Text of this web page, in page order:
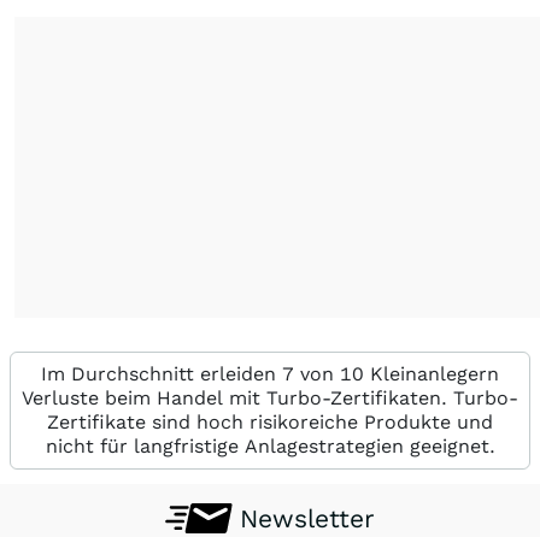
Im Durchschnitt erleiden 7 von 10 Kleinanlegern
Verluste beim Handel mit Turbo-Zertifikaten. Turbo-
Zertifikate sind hoch risikoreiche Produkte und
nicht für langfristige Anlagestrategien geeignet.
Newsletter